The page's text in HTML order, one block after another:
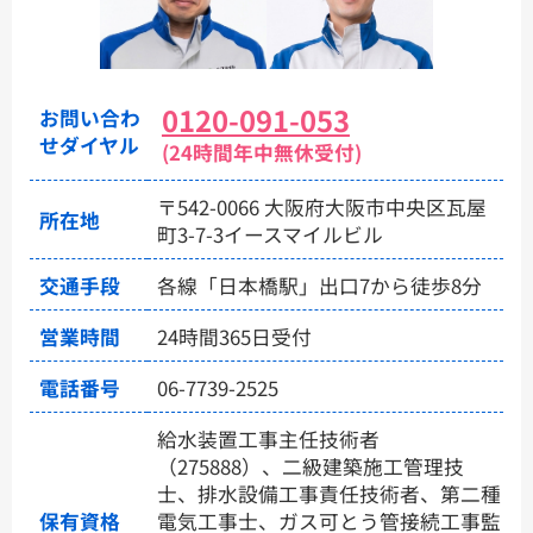
お問い合わ
せダイヤル
0120-091-053
(24時間年中無休受付)
所在地
〒542-0066 大阪府大阪市中央区瓦屋
町3-7-3イースマイルビル
交通手段
各線「日本橋駅」出口7から徒歩8分
営業時間
24時間365日受付
電話番号
06-7739-2525
保有資格
給水装置工事主任技術者
（275888）、二級建築施工管理技
士、排水設備工事責任技術者、第二種
電気工事士、ガス可とう管接続工事監